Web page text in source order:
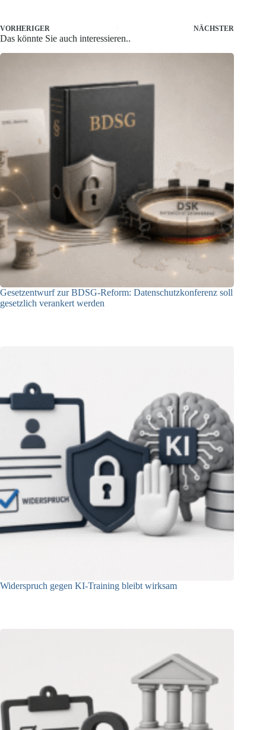
VORHERIGER NÄCHSTER
Das könnte Sie auch interessieren..
Gesetzentwurf zur BDSG-Reform: Datenschutzkonferenz soll
gesetzlich verankert werden
Widerspruch gegen KI-Training bleibt wirksam